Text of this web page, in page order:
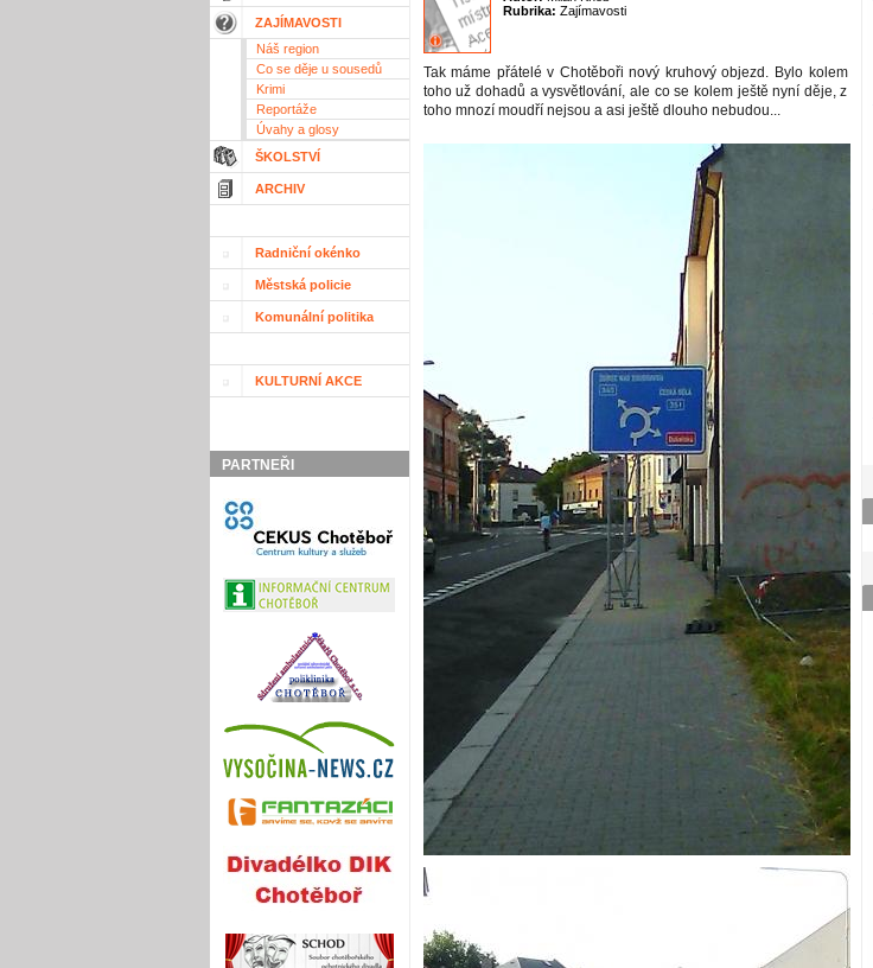
ZAJÍMAVOSTI
Náš region
Co se děje u sousedů
Krimi
Reportáže
Úvahy a glosy
ŠKOLSTVÍ
ARCHIV
Radniční okénko
Městská policie
Komunální politika
KULTURNÍ AKCE
PARTNEŘI
Rubrika: Zajímavosti
Tak máme přátelé v Chotěboři nový kruhový objezd. Bylo kolem
toho už dohadů a vysvětlování, ale co se kolem ještě nyní děje, z
toho mnozí moudří nejsou a asi ještě dlouho nebudou...